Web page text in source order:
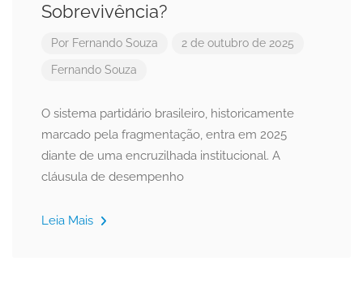
Sobrevivência?
Por Fernando Souza 2 de outubro de 2025
Fernando Souza
O sistema partidário brasileiro, historicamente
marcado pela fragmentação, entra em 2025
diante de uma encruzilhada institucional. A
cláusula de desempenho
Leia Mais